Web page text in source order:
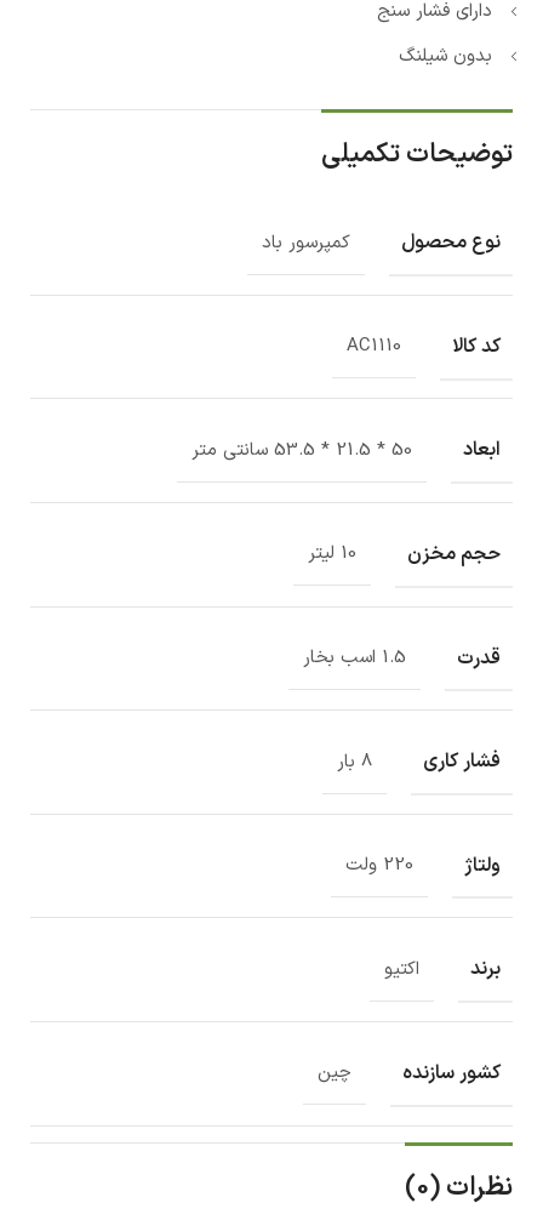
دارای فشار سنج
بدون شیلنگ
توضیحات تکمیلی
نوع محصول کمپرسور باد
کد کالا AC1110
ابعاد 50 * 21.5 * 53.5 سانتی متر
حجم مخزن 10 لیتر
قدرت 1.5 اسب بخار
فشار کاری 8 بار
ولتاژ 220 ولت
برند اکتیو
کشور سازنده چین
نظرات (0)